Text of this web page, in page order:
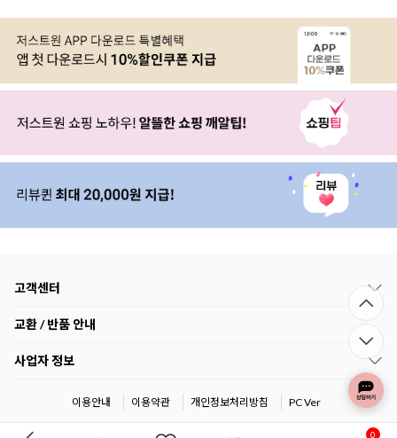
0
고객센터
교환 / 반품 안내
사업자 정보
이용안내 이용약관 개인정보처리방침 PC Ver